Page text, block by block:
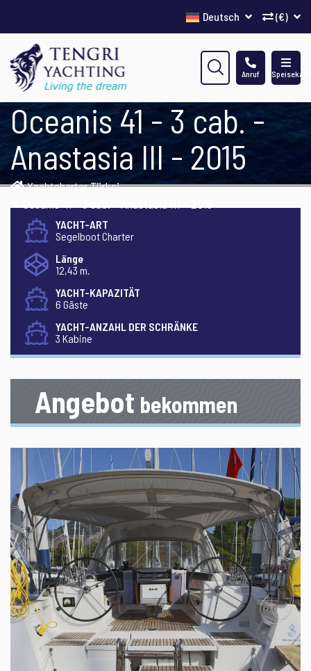
(€)
Deutsch
Anruf
Oceanis 41 - 3 cab. -
Anastasia III - 2015
Yachtcharter Türkei
YACHT-ART
Segelboot Charter
Länge
12,43 m.
YACHT-KAPAZITÄT
6 Gäste
YACHT-ANZAHL DER SCHRÄNKE
3 Kabine
Angebot bekommen